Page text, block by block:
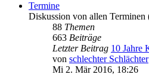
Termine
Diskussion von allen Terminen
88 Themen
663 Beiträge
Letzter Beitrag 10 Jahre
von schlechter Schlächter
Mi 2. Mär 2016, 18:26